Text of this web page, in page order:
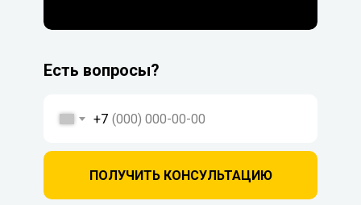
+7
ПОЛУЧИТЬ КОНСУЛЬТАЦИЮ
Есть вопросы?